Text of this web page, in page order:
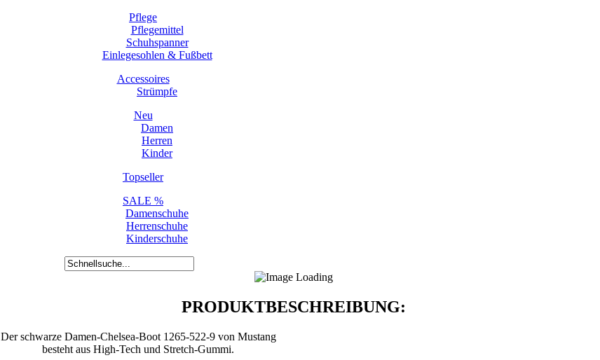
Pflege
Pflegemittel
Schuhspanner
Einlegesohlen & Fußbett
Accessoires
Strümpfe
Neu
Damen
Herren
Kinder
Topseller
SALE %
Damenschuhe
Herrenschuhe
Kinderschuhe
PRODUKTBESCHREIBUNG:
Der schwarze Damen-Chelsea-Boot 1265-522-9 von Mustang
besteht aus High-Tech und Stretch-Gummi.